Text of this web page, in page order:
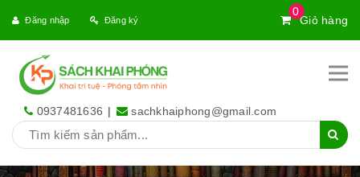
0
Giỏ hàng
Đăng nhập Đăng ký
0937481636 | sachkhaiphong@gmail.com